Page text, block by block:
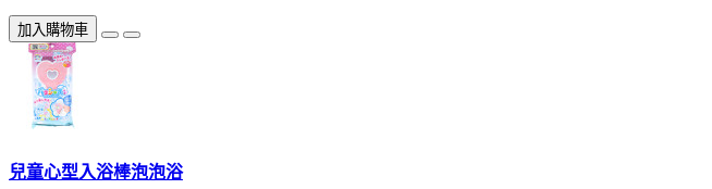
加入購物車
兒童心型入浴棒泡泡浴